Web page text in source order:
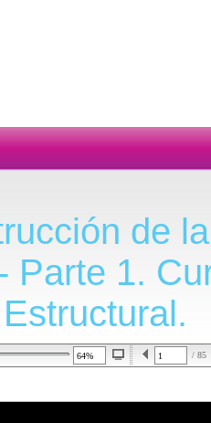
de
Parte 1.
/ 85